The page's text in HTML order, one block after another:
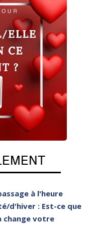
à l'heure
d'hiver : Est-ce que
change votre